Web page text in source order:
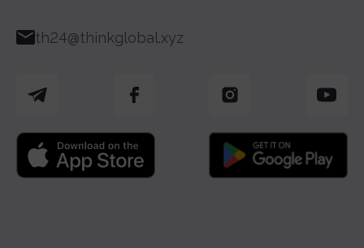
th24@thinkglobal.xyz